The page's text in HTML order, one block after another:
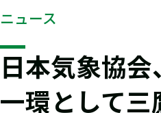
ニュース
日本気象協
一環として